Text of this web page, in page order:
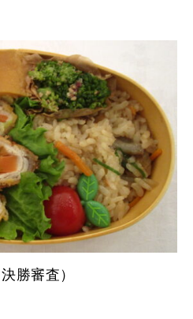
勝審査）